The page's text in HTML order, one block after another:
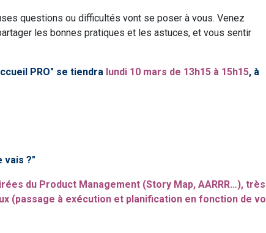
questions ou difficultés vont se poser à vous. Venez
les bonnes pratiques et les astuces, et vous sentir
PRO" se tiendra lundi 10 mars de 13h15 à 15h15, à
vais ?"
du Product Management (Story Map, AARRR…), très
(passage à exécution et planification en fonction de